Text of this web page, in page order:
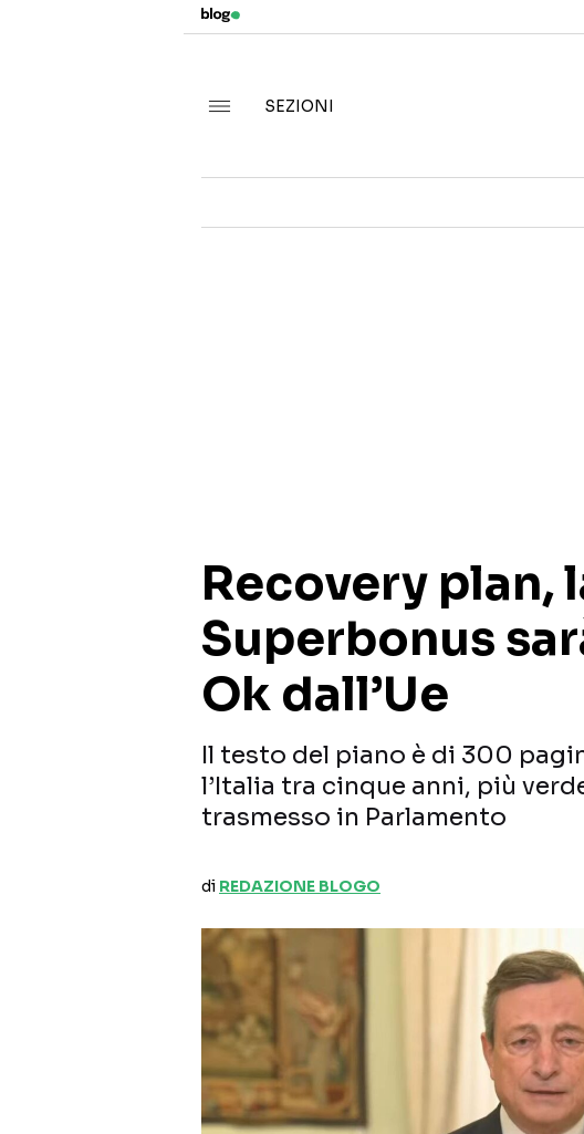
SEZIONI
Recovery plan,
Superbonus
Ok dall’Ue
Il testo del piano è di 300
l’Italia tra cinque anni, più
trasmesso in Parlamento
di REDAZIONE BLOGO